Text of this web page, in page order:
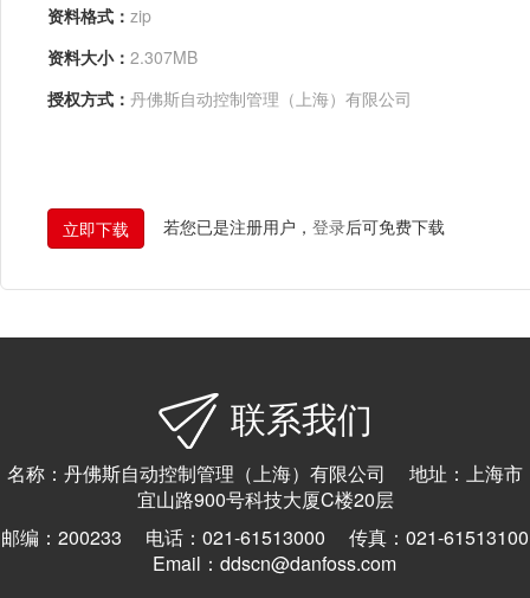
资料格式： zip
资料大小： 2.307MB
授权方式： 丹佛斯自动控制管理（上海）有限公司
若您已是注册用户， 登录后可免费下载
联系我们
名称：丹佛斯自动控制管理（上海）有限公司 地址：上海市
宜山路900号科技大厦C楼20层
邮编：200233 电话：021-61513000 传真：021-61513100
Email：ddscn@danfoss.com